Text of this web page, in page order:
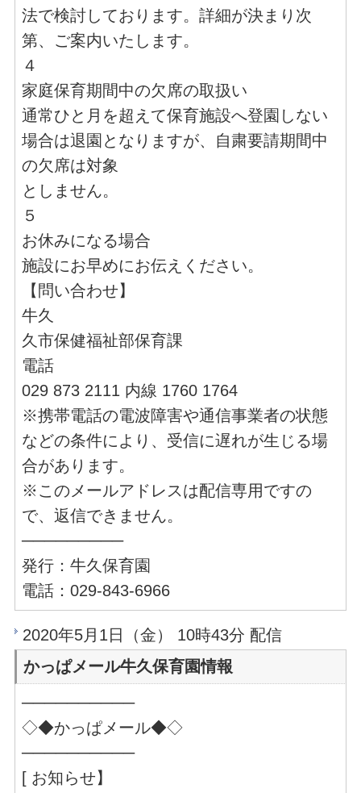
法で検討しております。詳細が決まり次
第、ご案内いたします。
４
家庭保育期間中の欠席の取扱い
通常ひと月を超えて保育施設へ登園しない
場合は退園となりますが、自粛要請期間中
の欠席は対象
としません。
５
お休みになる場合
施設にお早めにお伝えください。
【問い合わせ】
牛久
久市保健福祉部保育課
電話
029 873 2111 内線 1760 1764
※携帯電話の電波障害や通信事業者の状態
などの条件により、受信に遅れが生じる場
合があります。
※このメールアドレスは配信専用ですの
で、返信できません。
─────────
発行：牛久保育園
電話：029-843-6966
2020年5月1日（金） 10時43分 配信
かっぱメール牛久保育園情報
──────────
◇◆かっぱメール◆◇
──────────
[ お知らせ】